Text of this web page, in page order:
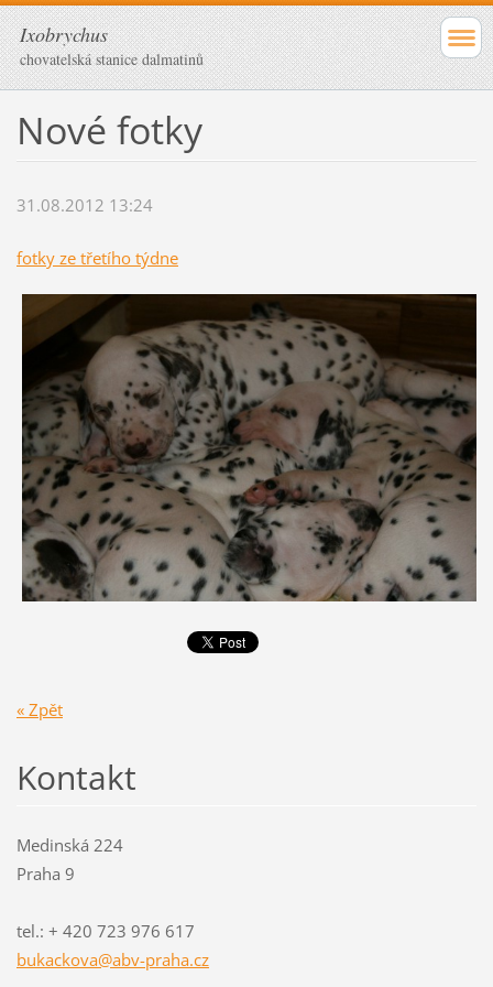
Ixobrychus
chovatelská stanice dalmatinů
Nové fotky
31.08.2012 13:24
fotky ze třetího týdne
« Zpět
Kontakt
Medinská 224
Praha 9
tel.: + 420 723 976 617
bukackova@abv-praha.cz